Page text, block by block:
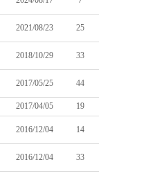
2021/08/23 25
2018/10/29 33
2017/05/25 44
2017/04/05 19
2016/12/04 14
2016/12/04 33